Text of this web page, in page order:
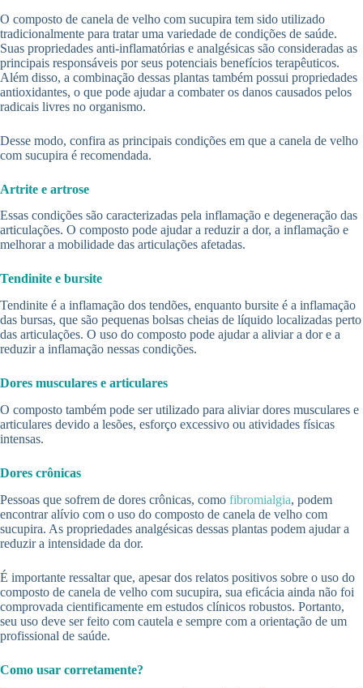
O composto de canela de velho com sucupira tem sido utilizado
tradicionalmente para tratar uma variedade de condições de saúde.
Suas propriedades anti-inflamatórias e analgésicas são consideradas as
principais responsáveis por seus potenciais benefícios terapêuticos.
Além disso, a combinação dessas plantas também possui propriedades
antioxidantes, o que pode ajudar a combater os danos causados pelos
radicais livres no organismo.
Desse modo, confira as principais condições em que a canela de velho
com sucupira é recomendada.
Artrite e artrose
Essas condições são caracterizadas pela inflamação e degeneração das
articulações. O composto pode ajudar a reduzir a dor, a inflamação e
melhorar a mobilidade das articulações afetadas.
Tendinite e bursite
Tendinite é a inflamação dos tendões, enquanto bursite é a inflamação
das bursas, que são pequenas bolsas cheias de líquido localizadas perto
das articulações. O uso do composto pode ajudar a aliviar a dor e a
reduzir a inflamação nessas condições.
Dores musculares e articulares
O composto também pode ser utilizado para aliviar dores musculares e
articulares devido a lesões, esforço excessivo ou atividades físicas
intensas.
Dores crônicas
Pessoas que sofrem de dores crônicas, como fibromialgia, podem
encontrar alívio com o uso do composto de canela de velho com
sucupira. As propriedades analgésicas dessas plantas podem ajudar a
reduzir a intensidade da dor.
É importante ressaltar que, apesar dos relatos positivos sobre o uso do
composto de canela de velho com sucupira, sua eficácia ainda não foi
comprovada cientificamente em estudos clínicos robustos. Portanto,
seu uso deve ser feito com cautela e sempre com a orientação de um
profissional de saúde.
Como usar corretamente?